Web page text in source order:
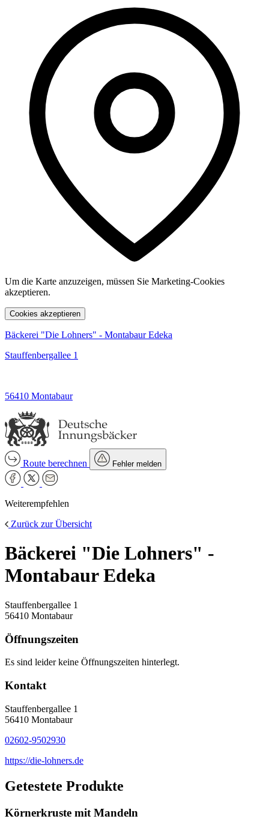
Um die Karte anzuzeigen, müssen Sie Marketing-Cookies
akzeptieren.
Cookies akzeptieren
Bäckerei "Die Lohners" - Montabaur Edeka
Stauffenbergallee 1
56410 Montabaur
Route berechnen Fehler melden
Weiterempfehlen
Zurück zur Übersicht
Bäckerei "Die Lohners" -
Montabaur Edeka
Stauffenbergallee 1
56410 Montabaur
Öffnungszeiten
Es sind leider keine Öffnungszeiten hinterlegt.
Kontakt
Stauffenbergallee 1
56410 Montabaur
02602-9502930
https://die-lohners.de
Getestete Produkte
Körnerkruste mit Mandeln